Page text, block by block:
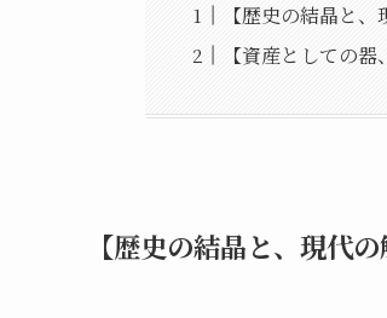
【歴史の結晶と、
【資産としての
【歴史の結晶と、現代の